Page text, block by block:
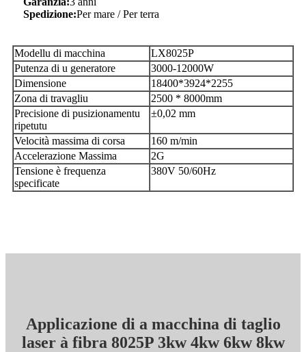
Spedizione:Per mare / Per terra
Modellu di macchina
LX8025P
Putenza di u generatore
3000-12000W
Dimensione
18400*3924*2255
Zona di travagliu
2500 * 8000mm
Precisione di pusizionamentu
ripetutu
±0,02 mm
Velocità massima di corsa
160 m/min
Accelerazione Massima
2G
Tensione è frequenza
specificate
380V 50/60Hz
Applicazione di a macchina di taglio
laser à fibra 8025P 3kw 4kw 6kw 8kw